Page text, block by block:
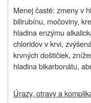
Menej časté: zmeny v
bilirubínu, močoviny,
hladina enzýmu
chloridov v krvi,
krvných doštičiek,
hladina bikarbonátu,
Úrazy, otravy a